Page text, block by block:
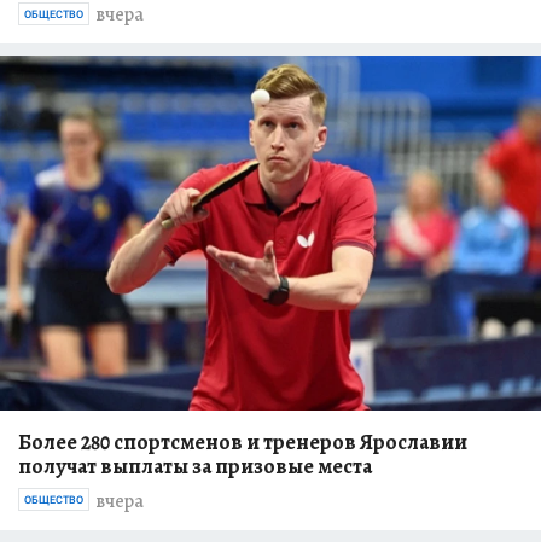
вчера
ОБЩЕСТВО
Более 280 спортсменов и тренеров Ярославии
получат выплаты за призовые места
вчера
ОБЩЕСТВО